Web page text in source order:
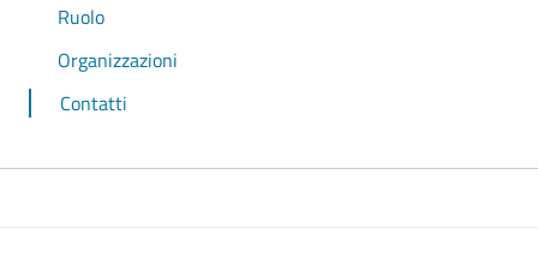
Ruolo
Organizzazioni
Contatti